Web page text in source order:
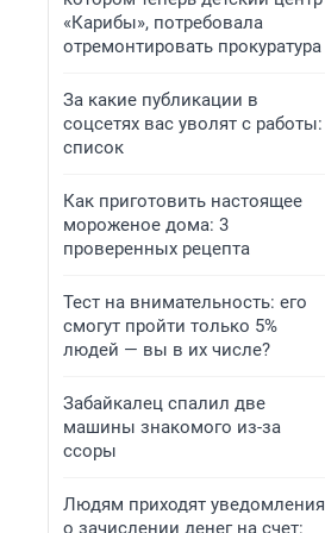
«Карибы», потребовала
отремонтировать прокуратура
За какие публикации в
соцсетях вас уволят с работы:
список
Как приготовить настоящее
мороженое дома: 3
проверенных рецепта
Тест на внимательность: его
смогут пройти только 5%
людей — вы в их числе?
Забайкалец спалил две
машины знакомого из-за
ссоры
Людям приходят уведомления
о зачислении денег на счет: